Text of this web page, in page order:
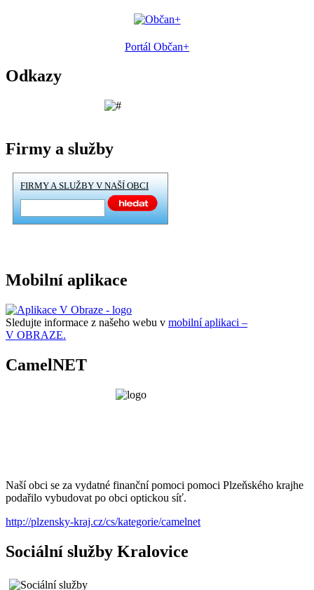
Portál Občan+
Odkazy
Firmy a služby
FIRMY A SLUŽBY V NAŠÍ OBCI
Mobilní aplikace
Sledujte informace z našeho webu v mobilní aplikaci –
V OBRAZE.
CamelNET
Naší obci se za vydatné finanční pomoci pomoci Plzeňského krajhe
podařilo vybudovat po obci optickou síť.
http://plzensky-kraj.cz/cs/kategorie/camelnet
Sociální služby Kralovice